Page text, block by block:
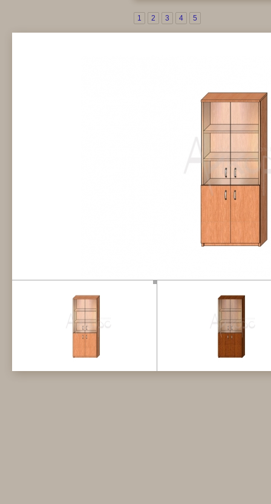
1 2 3 4 5